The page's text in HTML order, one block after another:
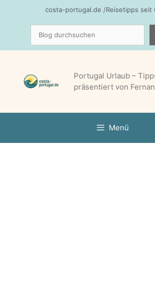
costa-portugal.de /Reisetipps seit
Portugal Urlaub –
präsentiert von
Menü